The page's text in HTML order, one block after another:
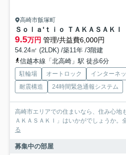
高崎市飯塚町
Ｓｏｌａ'ｔｉｏ ＴＡＫＡＳＡＫＩ
9.5万円 管理/共益費6,000円
54.24㎡ (2LDK) /築11年 /3階建
信越本線「北高崎」駅 徒歩6分
駐輪場 オートロック インターネ
耐震構造
24時間緊急通報システム
高崎市エリアでの住まいなら、住み心地
ＡＫＡＳＡＫＩ」はいかがでしょうか。
る
募集中の部屋